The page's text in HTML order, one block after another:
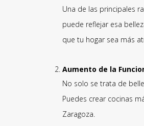
Una de las principales
puede reflejar esa
que tu hogar sea más
Aumento de la
No solo se trata de
Puedes crear cocinas
Zaragoza.